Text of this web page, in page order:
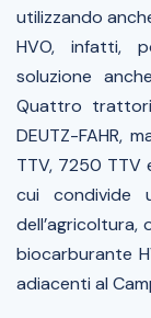
utilizzando
HVO, infatti,
soluzione
Quattro
DEUTZ-FAHR,
TTV, 7250 TTV
cui condivide
biocarburante
adiacenti al